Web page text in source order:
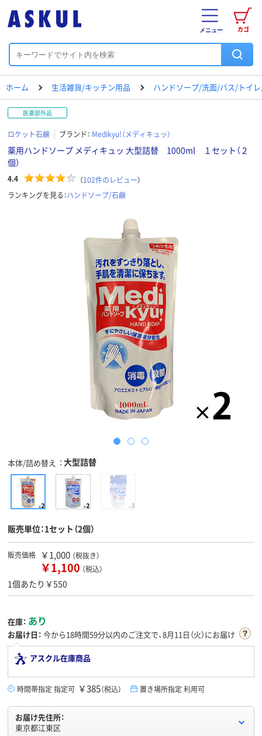
カゴ
メニュー
ホーム 生活雑貨/キッチン用品 ハンドソープ/洗面/バス/トイ
医薬部外品
ロケット石鹸 ブランド： Medikyu!（メディキュッ）
薬用ハンドソープ メディキュッ 大型詰替 1000ml １セット（２
個）
4.4 （102件のレビュー）
ランキングを見る：ハンドソープ/石鹸
本体/詰め替え 大型詰替
販売単位：1セット（2個）
販売価格 ￥1,000 （税抜き）
￥1,100 （税込）
1個あたり￥550
在庫： あり
お届け日： 今から18時間59分以内のご注文で、8月11日（火）にお届け
アスクル在庫商品
時間帯指定 指定可 ￥385（税込） 置き場所指定 利用可
お届け先住所：
東京都江東区